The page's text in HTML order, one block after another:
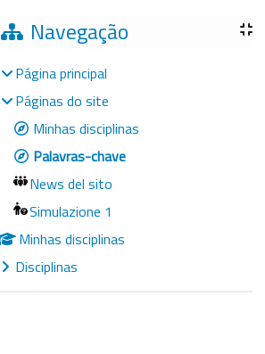
Navegação
Página principal
Páginas do site
Minhas disciplinas
Palavras-chave
News del sito
Simulazione 1
Minhas disciplinas
Disciplinas